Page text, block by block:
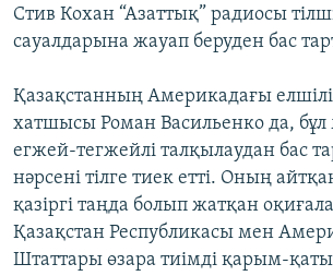
Стив Кохан “Азаттық” радиосы
сауалдарына жауап беруден бас
Қазақстанның Америкадағы
хатшысы Роман Васильенко да, бұл
егжей-тегжейлі талқылаудан бас
нәрсені тілге тиек етті. Оның
қазіргі таңда болып жатқан
Қазақстан Республикасы мен
Штаттары өзара тиімді қарым-